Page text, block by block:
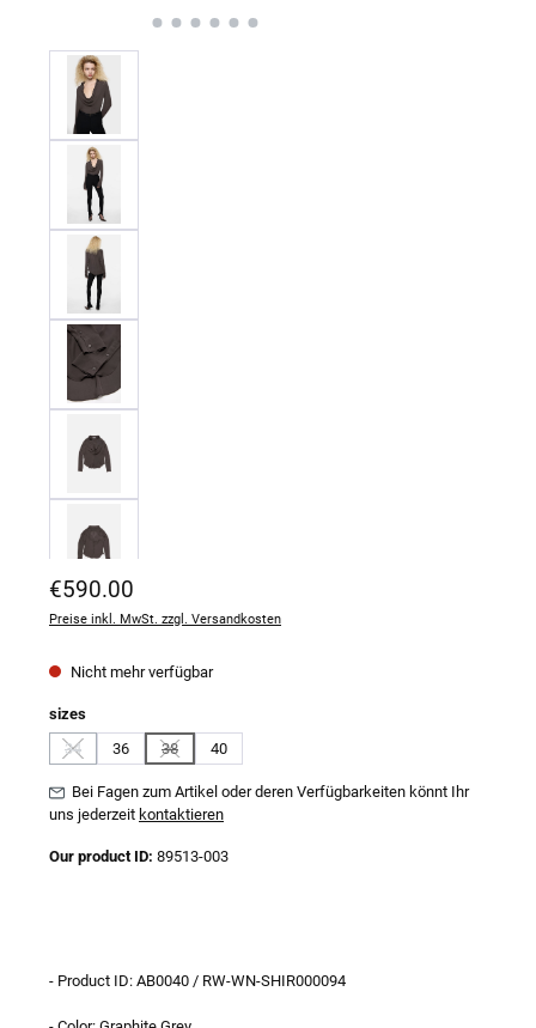
Regulärer Preis:
€590.00
Preise inkl. MwSt. zzgl. Versandkosten
Nicht mehr verfügbar
sizesauswählen
34
(Diese Option ist zurzeit nicht verfügbar.)
36 38
(Diese Option ist zurzeit nicht verfügbar.)
40
Bei Fagen zum Artikel oder deren Verfügbarkeiten könnt Ihr
uns jederzeit kontaktieren
Our product ID: 89513-003
- Product ID: AB0040 / RW-WN-SHIR000094